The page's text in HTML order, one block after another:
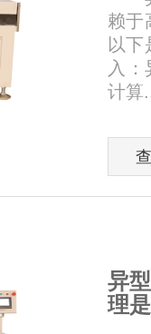
赖于
以
入
计算
异
理